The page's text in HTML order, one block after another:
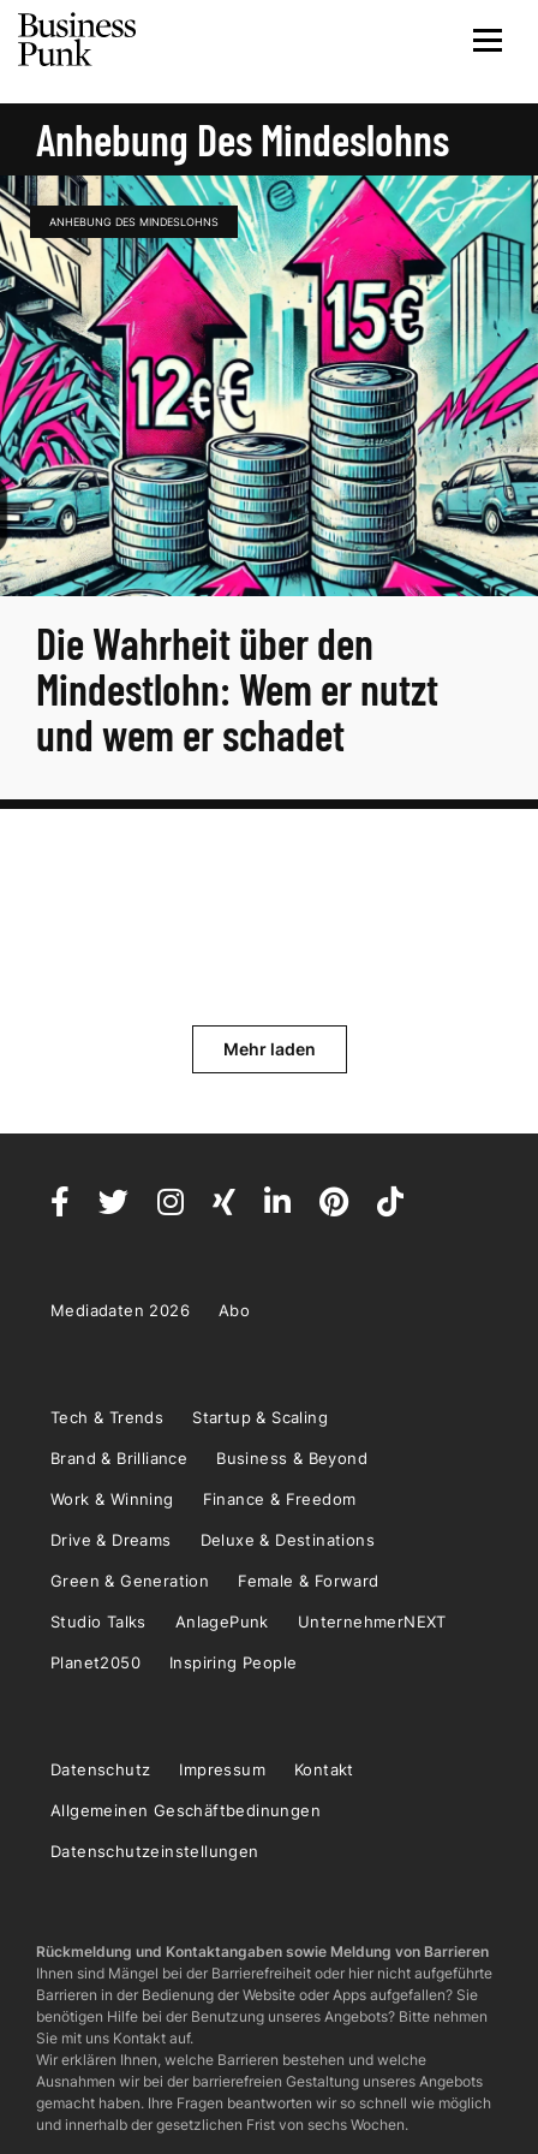
Anhebung Des Mindeslohns
ANHEBUNG DES MINDESLOHNS
Die Wahrheit über den
Mindestlohn: Wem er nutzt
und wem er schadet
Mehr laden
Mediadaten 2026 Abo
Tech & Trends Startup & Scaling
Brand & Brilliance Business & Beyond
Work & Winning Finance & Freedom
Drive & Dreams Deluxe & Destinations
Green & Generation Female & Forward
Studio Talks AnlagePunk UnternehmerNEXT
Planet2050 Inspiring People
Datenschutz Impressum Kontakt
Allgemeinen Geschäftbedinungen
Datenschutzeinstellungen
Rückmeldung und Kontaktangaben sowie Meldung von Barrieren
Ihnen sind Mängel bei der Barrierefreiheit oder hier nicht aufgeführte
Barrieren in der Bedienung der Website oder Apps aufgefallen? Sie
benötigen Hilfe bei der Benutzung unseres Angebots? Bitte nehmen
Sie mit uns Kontakt auf.
Wir erklären Ihnen, welche Barrieren bestehen und welche
Ausnahmen wir bei der barrierefreien Gestaltung unseres Angebots
gemacht haben. Ihre Fragen beantworten wir so schnell wie möglich
und innerhalb der gesetzlichen Frist von sechs Wochen.